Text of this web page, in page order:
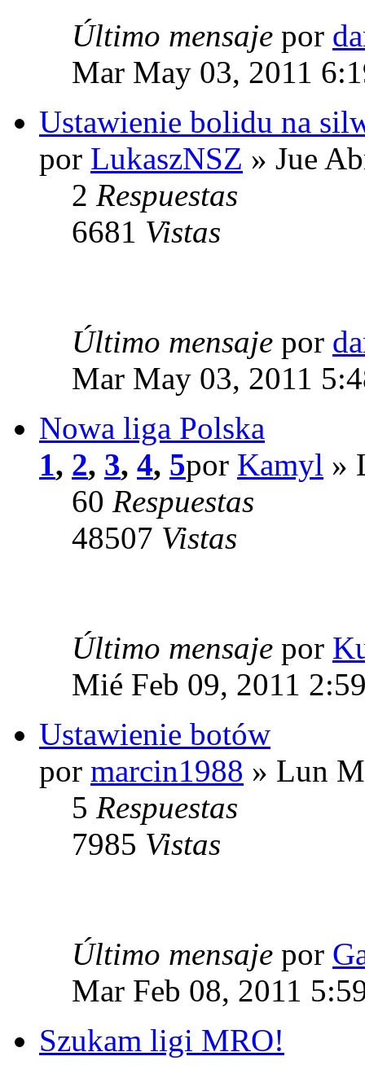
Último mensaje por
Mar May 03, 2011
Ustawienie bolidu na
por LukaszNSZ » Jue
2 Respuestas
6681 Vistas
Último mensaje por
Mar May 03, 2011
Nowa liga Polska
1, 2, 3, 4, 5por Kamyl »
60 Respuestas
48507 Vistas
Último mensaje por
Mié Feb 09, 2011
Ustawienie botów
por marcin1988 » Lun
5 Respuestas
7985 Vistas
Último mensaje por
Mar Feb 08, 2011
Szukam ligi MRO!